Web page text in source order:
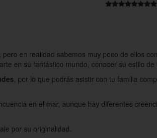
en realidad sabemos muy poco de ellos
en su fantástico mundo, conocer su estilo
, por lo que podrás asistir con tu familia
en el mar, aunque hay diferentes
por su originalidad.